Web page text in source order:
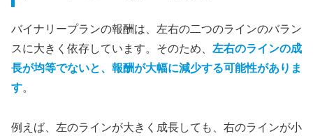
バイナリープランの報酬は、左右の二つのラインのバラン
スに大きく依存しています。そのため、 左右のラインの成
長が均等でないと、報酬が大幅に減少する可能性がありま
す。
例えば、左のラインが大きく成長しても、右のラインが小